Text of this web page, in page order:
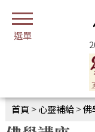
首頁 >心靈補給>佛